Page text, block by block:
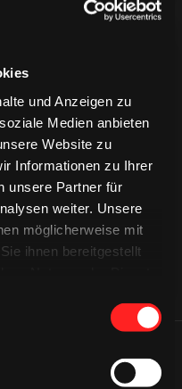
und Anzeigen zu
Medien anbieten
Website zu
Informationen zu Ihrer
unsere Partner für
weiter. Unsere
möglicherweise mit
ihnen bereitgestellt
CO
CO
CO